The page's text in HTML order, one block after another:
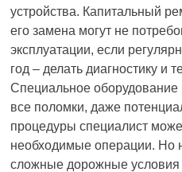
устройства. Капитальный
его замена могут не
эксплуатации, если
год – делать диагностику и
Специальное оборудование
все поломки, даже
процедуры специалист
необходимые операции. Но
сложные дорожные условия